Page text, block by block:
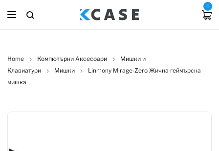
0
Home Компютърни Аксесоари
Мишки и
Клавиатури
Мишки
Linmony Mirage-Zero Жична геймърска
мишка